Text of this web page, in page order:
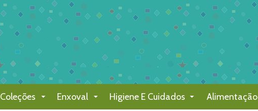
Coleções Enxoval Higiene E Cuidados Alimentação